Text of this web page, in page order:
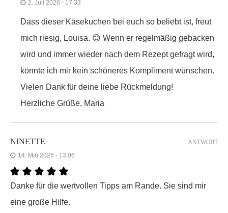
2. Juli 2026 - 17:33
Dass dieser Käsekuchen bei euch so beliebt ist, freut
mich riesig, Louisa. 😊 Wenn er regelmäßig gebacken
wird und immer wieder nach dem Rezept gefragt wird,
könnte ich mir kein schöneres Kompliment wünschen.
Vielen Dank für deine liebe Rückmeldung!
Herzliche Grüße, Maria
NINETTE
14. Mai 2026 - 13:06
Danke für die wertvollen Tipps am Rande. Sie sind mir
eine große Hilfe.
ANTWORT